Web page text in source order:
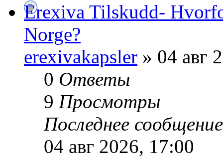
Erexiva Tilskudd-
Norge?
erexivakapsler » 04 авг
0 Ответы
9 Просмотры
Последнее
04 авг 2026, 17:00